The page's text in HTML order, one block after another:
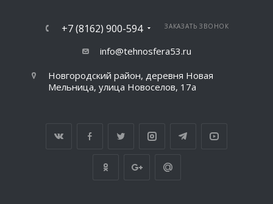
+7 (8162) 900-594 ЗАКАЗАТЬ ЗВОНОК
info@tehnosfera53.ru
Новгородский район, деревня Новая
Мельница, улица Новоселов, 17а